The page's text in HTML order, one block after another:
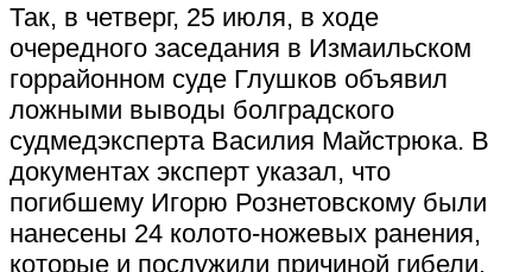
Так, в четверг, 25 июля, в ходе
очередного заседания в Измаильском
горрайонном суде Глушков объявил
ложными выводы болградского
судмедэксперта Василия Майстрюка. В
документах эксперт указал, что
погибшему Игорю Рознетовскому были
нанесены 24 колото-ножевых ранения,
которые и послужили причиной гибели.